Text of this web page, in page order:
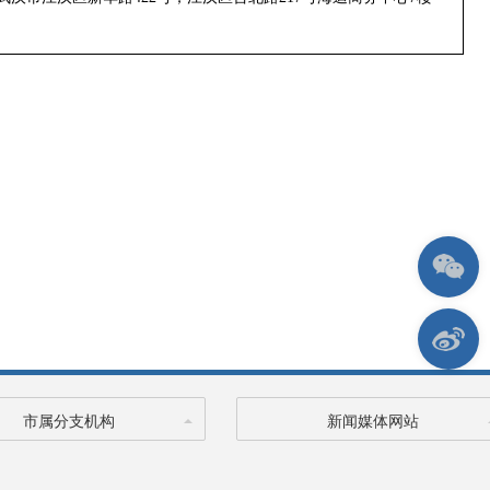
市属分支机构 新闻媒体网站